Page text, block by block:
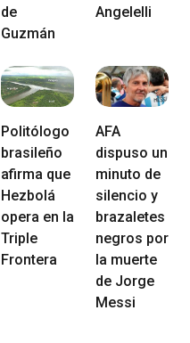
de
Guzmán
Angelelli
Politólogo
brasileño
afirma que
Hezbolá
opera en la
Triple
Frontera
AFA
dispuso un
minuto de
silencio y
brazaletes
negros por
la muerte
de Jorge
Messi